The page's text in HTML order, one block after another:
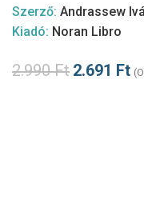
Szerző: Andrassew
Kiadó: Noran Libro
2.990Ft 2.691 Ft